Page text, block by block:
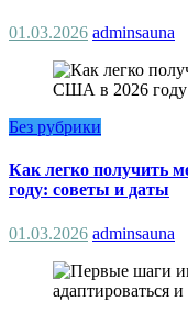
01.03.2026 adminsauna
Без рубрики
Как легко получить
году: советы и даты
01.03.2026 adminsauna